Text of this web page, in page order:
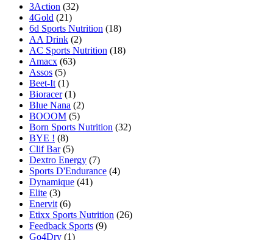
3Action (32)
4Gold (21)
6d Sports Nutrition (18)
AA Drink (2)
AC Sports Nutrition (18)
Amacx (63)
Assos (5)
Beet-It (1)
Bioracer (1)
Blue Nana (2)
BOOOM (5)
Born Sports Nutrition (32)
BYE ! (8)
Clif Bar (5)
Dextro Energy (7)
Sports D'Endurance (4)
Dynamique (41)
Elite (3)
Enervit (6)
Etixx Sports Nutrition (26)
Feedback Sports (9)
Go4Dry (1)